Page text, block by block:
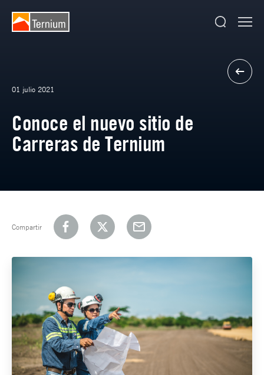
01 julio 2021
Conoce el nuevo sitio de
Carreras de Ternium
Compartir